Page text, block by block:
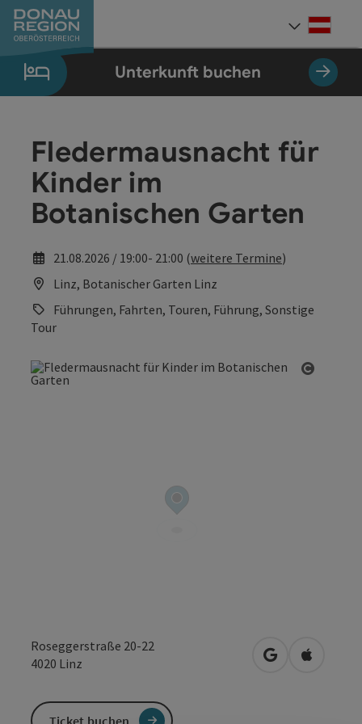
Zum Inhalt
Zur Navigation
Zum Seitenanfang
Zur Kontaktseite
Zum Impressum
Zur Startseite
Unterkunft buchen
Fledermausnacht für
Kinder im
Botanischen Garten
21.08.2026 / 19:00- 21:00 (weitere Termine)
Linz, Botanischer Garten Linz
Führungen, Fahrten, Touren, Führung, Sonstige
Tour
Roseggerstraße 20-22
4020 Linz in Googlein Apple